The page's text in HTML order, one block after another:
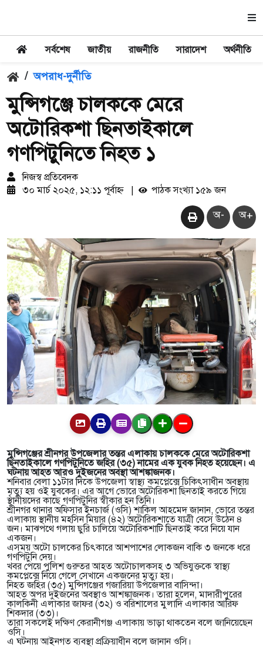
সর্বশেষ জাতীয় রাজনীতি সারাদেশ অর্থনীতি
/ অপরাধ-দুর্নীতি
মুন্সিগঞ্জে চালককে মেরে
অটোরিকশা ছিনতাইকালে
গণপিটুনিতে নিহত ১
নিজস্ব প্রতিবেদক
৩০ মার্চ ২০২৫, ১২:১১ পূর্বাহ্ন
পাঠক সংখ্যা ১৫৯ জন
অ- অ+
মুন্সিগঞ্জের শ্রীনগর উপজেলার তন্তর এলাকায় চালককে মেরে অটোরিকশা
ছিনতাইকালে গণপিটুনিতে জহির (৩৫) নামের এক যুবক নিহত হয়েছেন। এ
ঘটনায় আহত আরও দুইজনের অবস্থা আশঙ্কাজনক।
শনিবার বেলা ১১টার দিকে উপজেলা স্বাস্থ্য কমপ্লেক্সে চিকিৎসাধীন অবস্থায়
মৃত্যু হয় ওই যুবকের। এর আগে ভোরে অটোরিকশা ছিনতাই করতে গিয়ে
স্থানীয়দের কাছে গণপিটুনির স্বীকার হন তিনি।
শ্রীনগর থানার অফিসার ইনচার্জ (ওসি) শাকিল আহমেদ জানান, ভোরে তন্তর
এলাকায় স্থানীয় মহসিন মিয়ার (৪২) অটোরিকশাতে যাত্রী বেসে উঠেন ৪
জন। মাঝপথে গলায় ছুরি চালিয়ে অটোরিকশাটি ছিনতাই করে নিয়ে যান
একজন।
এসময় অটো চালকের চিৎকারে আশপাশের লোকজন বাকি ৩ জনকে ধরে
গণপিটুনি দেয়।
খবর পেয়ে পুলিশ গুরুতর আহত অটোচালকসহ ৩ অভিযুক্তকে স্বাস্থ্য
কমপ্লেক্সে নিয়ে গেলে সেখানে একজনের মৃত্যু হয়।
নিহত জহির (৩৫) মুন্সিগঞ্জের গজারিয়া উপজেলার বাসিন্দা।
আহত অপর দুইজনের অবস্থাও আশঙ্কাজনক। তারা হলেন, মাদারীপুরের
কালকিনী এলাকার জাফর (৩২) ও বরিশালের মুলাদি এলাকার আরিফ
শিকদার (৩৩)।
তারা সকলেই দক্ষিণ কেরানীগঞ্জ এলাকায় ভাড়া থাকতেন বলে জানিয়েছেন
ওসি।
এ ঘটনায় আইনগত ব্যবস্থা প্রক্রিয়াধীন বলে জানান ওসি।